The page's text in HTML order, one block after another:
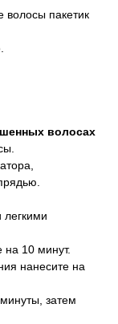
волосы пакетик
волосах
легкими
на 10 минут.
нанесите на
затем